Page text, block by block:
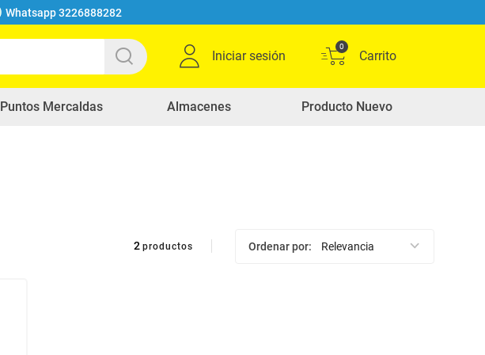
Whatsapp 3226888282
Iniciar sesión
0
Puntos Mercaldas Almacenes Producto Nuevo
2 productos Ordenar por Relevancia